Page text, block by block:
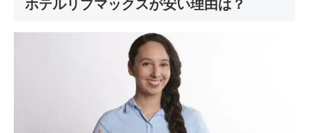
ホテルリブマックスが安い理由は？